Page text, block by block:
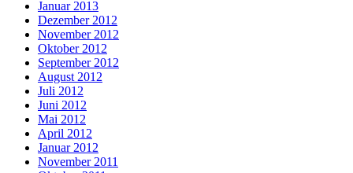
Januar 2013
Dezember 2012
November 2012
Oktober 2012
September 2012
August 2012
Juli 2012
Juni 2012
Mai 2012
April 2012
Januar 2012
November 2011